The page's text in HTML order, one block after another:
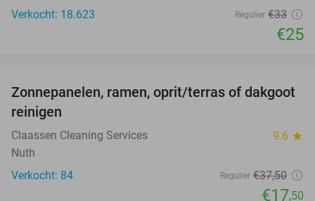
Verkocht: 18.623
Regulier €33
€25
53%
Zonnepanelen, ramen, oprit/terras of dakgoot
reinigen
Claassen Cleaning Services 9.6 star
Nuth
Verkocht: 84
Regulier €37,50
€17,50